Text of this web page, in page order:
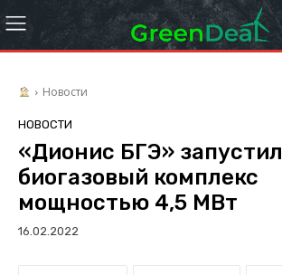
Новости
НОВОСТИ
«Дионис БГЭ» запустил
биогазовый комплекс
мощностью 4,5 МВт
16.02.2022